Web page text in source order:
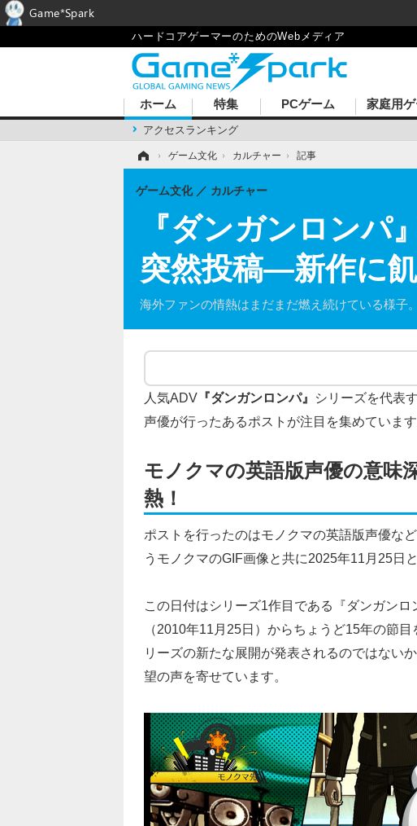
ハードコアゲーマーのためのWebメディア
ホーム
アクセスランキング
特集 PCゲーム 家庭用
› ゲーム文化 › カルチャー › 記事
『ダンガンロンパ
突然投稿―新作に
海外ファンの情熱はまだまだ燃え続けている様子。
ゲーム文化 カルチャー
人気ADV 『ダンガンロンパ』
シリーズを代表
声優が行ったあるポストが注目を集めています
モノクマの英語版声優の意味
熱！
ポストを行ったのはモノクマの英語版声優な
うモノクマのGIF画像と共に2025年11月25日
この日付はシリーズ1作目である『ダンガン
（2010年11月25日）からちょうど15年の節
リーズの新たな展開が発表されるのではない
望の声を寄せています。
Game*Spark